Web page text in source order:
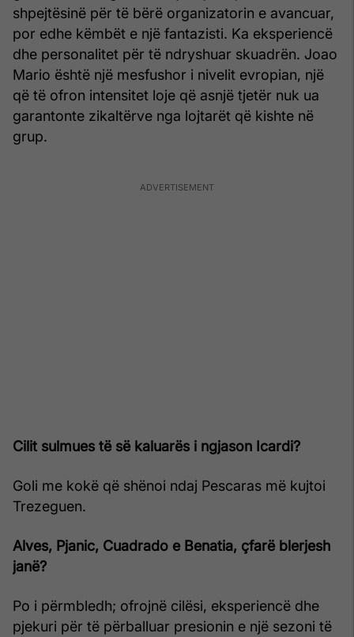
shpejtësinë për të bërë organizatorin e avancuar,
por edhe këmbët e një fantazisti. Ka eksperiencë
dhe personalitet për të ndryshuar skuadrën. Joao
Mario është një mesfushor i nivelit evropian, një
që të ofron intensitet loje që asnjë tjetër nuk ua
garantonte zikaltërve nga lojtarët që kishte në
grup.
Cilit sulmues të së kaluarës i ngjason Icardi?
Goli me kokë që shënoi ndaj Pescaras më kujtoi
Trezeguen.
Alves, Pjanic, Cuadrado e Benatia, çfarë blerjesh
janë?
Po i përmbledh; ofrojnë cilësi, eksperiencë dhe
pjekuri për të përballuar presionin e një sezoni të